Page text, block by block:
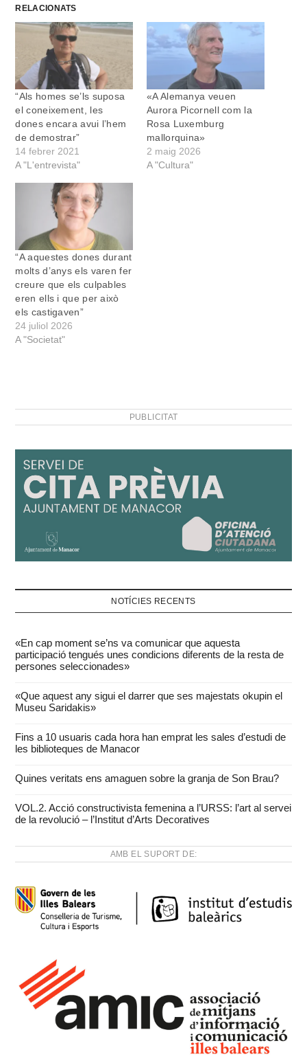
RELACIONATS
“Als homes se’ls suposa
el coneixement, les
dones encara avui l’hem
de demostrar”
14 febrer 2021
A "L'entrevista"
«A Alemanya veuen
Aurora Picornell com la
Rosa Luxemburg
mallorquina»
2 maig 2026
A "Cultura"
“A aquestes dones durant
molts d’anys els varen fer
creure que els culpables
eren ells i que per això
els castigaven”
24 juliol 2026
A "Societat"
PUBLICITAT
NOTÍCIES RECENTS
«En cap moment se’ns va comunicar que aquesta
participació tengués unes condicions diferents de la resta de
persones seleccionades»
«Que aquest any sigui el darrer que ses majestats okupin el
Museu Saridakis»
Fins a 10 usuaris cada hora han emprat les sales d’estudi de
les biblioteques de Manacor
Quines veritats ens amaguen sobre la granja de Son Brau?
VOL.2. Acció constructivista femenina a l’URSS: l’art al servei
de la revolució – l’Institut d’Arts Decoratives
AMB EL SUPORT DE: